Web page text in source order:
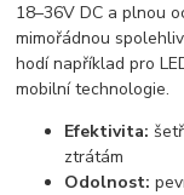
18–36V DC a plnou
mimořádnou
hodí například pro
mobilní technologie.
Efektivita:
ztrátám
Odolnost: